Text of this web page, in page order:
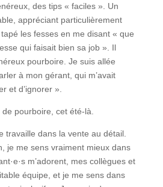
des tips « faciles ». Un
appréciant particulièrement
les fesses en me disant « que
qui faisait bien sa job ». Il
pourboire. Je suis allée
à mon gérant, qui m’avait
et d’ignorer ».
pourboire, cet été-là.
travaille dans la vente au détail.
je me sens vraiment mieux dans
m’adorent, mes collègues et
équipe, et je me sens dans